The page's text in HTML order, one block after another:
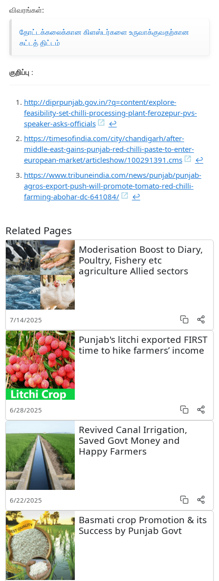
விவரங்கள்:
தோட்டக்கலைக்கான கிளஸ்டர்களை உருவாக்குவதற்கான
கட்டத் திட்டம்
குறிப்பு :
http://diprpunjab.gov.in/?q=content/explore-
feasibility-set-chilli-processing-plant-ferozepur-pvs-
speaker-asks-officials
↩︎
https://timesofindia.com/city/chandigarh/after-
middle-east-gains-punjab-red-chilli-paste-to-enter-
european-market/articleshow/100291391.cms
↩︎
https://www.tribuneindia.com/news/punjab/punjab-
agros-export-push-will-promote-tomato-red-chilli-
farming-abohar-dc-641084/
↩︎
Related Pages
Moderisation Boost to Diary,
Poultry, Fishery etc
agriculture Allied sectors
7/14/2025
Punjab's litchi exported FIRST
time to hike farmers’ income
6/28/2025
Revived Canal Irrigation,
Saved Govt Money and
Happy Farmers
6/22/2025
Basmati crop Promotion & its
Success by Punjab Govt